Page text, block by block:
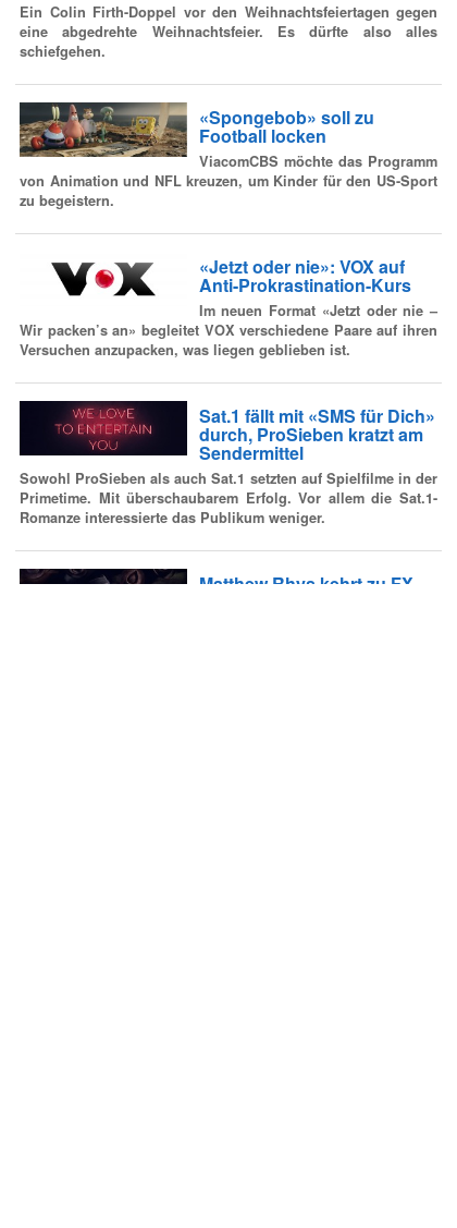
Ein Colin Firth-Doppel vor den Weihnachtsfeiertagen gegen
eine abgedrehte Weihnachtsfeier. Es dürfte also alles
schiefgehen.
«Spongebob» soll zu
Football locken
ViacomCBS möchte das Programm
von Animation und NFL kreuzen, um Kinder für den US-Sport
zu begeistern.
«Jetzt oder nie»: VOX auf
Anti-Prokrastination-Kurs
Im neuen Format «Jetzt oder nie –
Wir packen’s an» begleitet VOX verschiedene Paare auf ihren
Versuchen anzupacken, was liegen geblieben ist.
Sat.1 fällt mit «SMS für Dich»
durch, ProSieben kratzt am
Sendermittel
Sowohl ProSieben als auch Sat.1 setzten auf Spielfilme in der
Primetime. Mit überschaubarem Erfolg. Vor allem die Sat.1-
Romanze interessierte das Publikum weniger.
Matthew Rhys kehrt zu FX